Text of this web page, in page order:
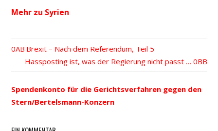
Mehr zu Syrien
Beitrags-
Vorheriger
Beitrag:
Brexit – Nach dem Referendum, Teil 5
Nächster
Hassposting ist, was der Regierung nicht passt …
Spendenkonto für die Gerichtsverfahren gegen den
Stern/Bertelsmann-Konzern